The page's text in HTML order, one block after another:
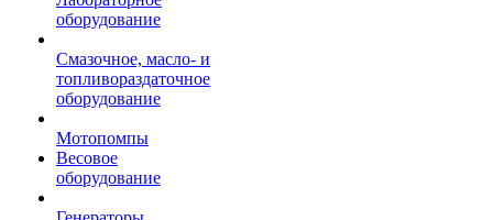
оборудование
Смазочное, масло- и
топливораздаточное
оборудование
Мотопомпы
Весовое
оборудование